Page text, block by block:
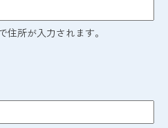
所が入力されます。